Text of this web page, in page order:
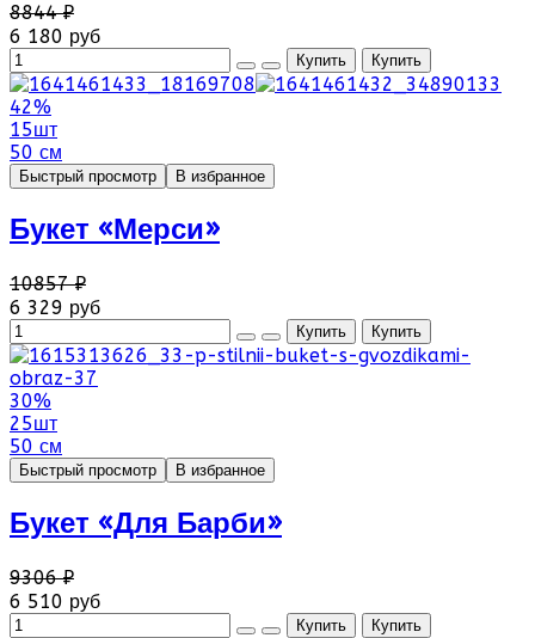
8844 ₽
6 180 руб
42%
15шт
50 см
Быстрый просмотр В избранное
Букет «Мерси»
10857 ₽
6 329 руб
30%
25шт
50 см
Быстрый просмотр В избранное
Букет «Для Барби»
9306 ₽
6 510 руб